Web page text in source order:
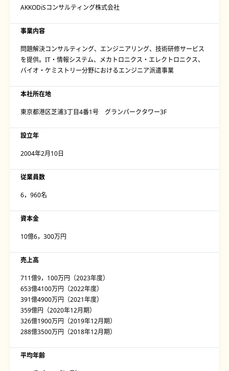
AKKODiSコンサルティング株式会社
事業内容
問題解決コンサルティング、エンジニアリング、技術研修サービス
を提供。IT・情報システム、メカトロニクス・エレクトロニクス、
バイオ・ケミストリー分野におけるエンジニア派遣事業
本社所在地
東京都港区芝浦3丁目4番1号 グランパークタワー3F
設立年
2004年2月10日
従業員数
6，960名
資本金
10億6，300万円
売上高
711億9，100万円（2023年度）
653億4100万円（2022年度）
391億4900万円（2021年度）
359億円（2020年12月期）
326億1900万円（2019年12月期）
288億3500万円（2018年12月期）
平均年齢